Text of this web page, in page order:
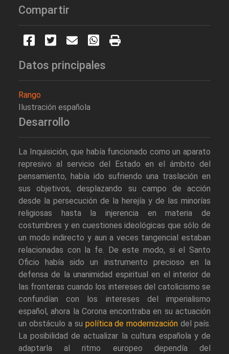
Compartir
Datos principales
Rango
Ilustración española
Desarrollo
La Inquisición, que había funcionado como un aparato
represivo al servicio del Estado en el ámbito del
pensamiento, había ido sufriendo una traslación en
sus objetivos, desplazando su campo de acción
desde la persecución de la herejía y de las minorías
religiosas hasta la injerencia en materia de
costumbres y en cuestiones ideológicas que sólo de
un modo indirecto y aun a veces tangencial estaban
relacionadas con la fe. De este modo, si el Santo
Oficio había sido un instrumento precioso en la
defensa de la unanimidad espiritual en el interior de
las fronteras cuando los intereses del catolicismo se
confundían con los intereses del imperialismo
español, ahora la Corona encontraba en su actuación
un obstáculo a su política de modernización del país.
La posibilidad de actualizar la cultura española y de
adaptarla al ritmo europeo dependía del